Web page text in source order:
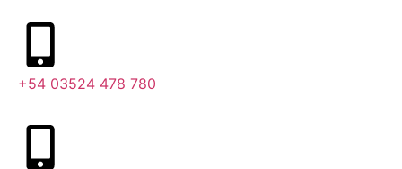
+54 03524 478 780​